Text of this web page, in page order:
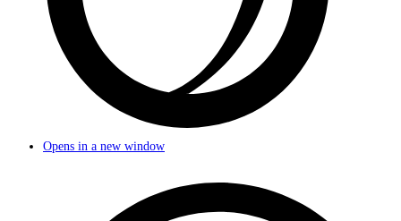
Opens in a new window